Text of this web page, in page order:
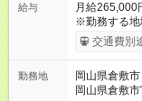
給与
月給265,000
※勤務する地域
ロック外勤
年3回の賞与、諸手
合：月給28
す。 【例2】転居可能の「ブロック限定勤務制度」の場合 ブロ
交通費別
勤務地
岡山県倉敷市
岡山県倉敷